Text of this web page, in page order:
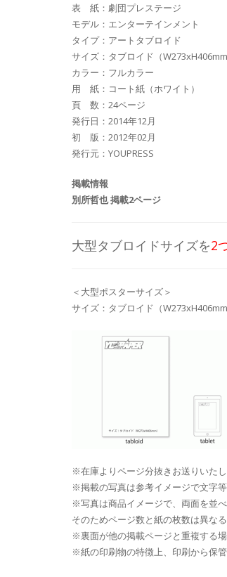
表 紙：劇団プレステージ
モデル：エンターテインメント
タイプ：アートタブロイド
サイズ：タブロイド（W273xH406mm
カラー：フルカラー
用 紙：コート紙（ホワイト）
頁 数：24ページ
発行日：2014年12月
初 版：2012年02月
発行元：YOUPRESS
掲載情報
別所哲也 掲載2ページ
大型タブロイドサイズを2
＜大型ポスターサイズ＞
サイズ：タブロイド（W273xH406mm
※在庫よりページ分抜きお送りいた
※掲載の写真は参考イメージで文字
※写真は商品イメージで、両面を並
そのためページ数と紙の枚数は異なる
※裏面が他の掲載ページと重複する場
※紙の印刷物の特徴上、印刷から保